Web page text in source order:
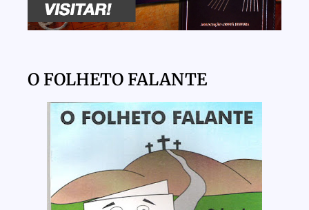
O FOLHETO FALANTE